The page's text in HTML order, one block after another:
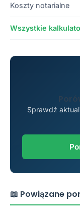
Koszty notarialne
Wszystkie
Sprawdź
📖 Powiązane